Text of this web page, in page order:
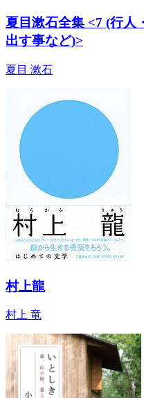
夏目漱石全集 <7 (行人
出す事など)>
夏目 漱石
村上龍
村上 竜